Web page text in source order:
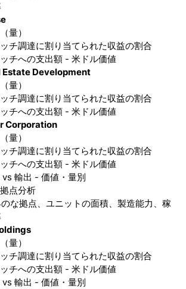
量）
チ調達に割り当てられた収益の割合
チへの支出額 - 米ドル価値
Estate Development
量）
チ調達に割り当てられた収益の割合
チへの支出額 - 米ドル価値
Corporation
量）
チ調達に割り当てられた収益の割合
チへの支出額 - 米ドル価値
vs 輸出 - 価値・量別
点分析
な拠点、ユニットの面積、製造能力、稼
量）
チ調達に割り当てられた収益の割合
チへの支出額 - 米ドル価値
vs 輸出 - 価値・量別